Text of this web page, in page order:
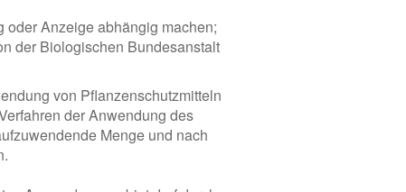
oder Anzeige abhängig machen;
der Biologischen Bundesanstalt
von Pflanzenschutzmitteln
der Anwendung des
Menge und nach